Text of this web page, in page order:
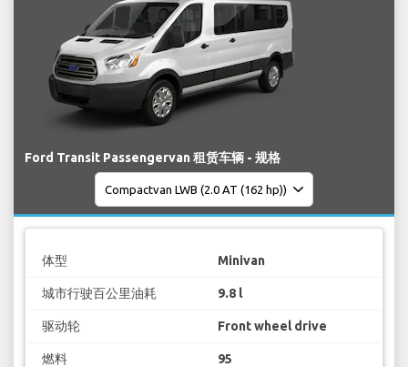
Ford Transit Passengervan 租赁车辆 - 规格
体型 Minivan
城市行驶百公里油耗 9.8 l
驱动轮 Front wheel drive
燃料 95